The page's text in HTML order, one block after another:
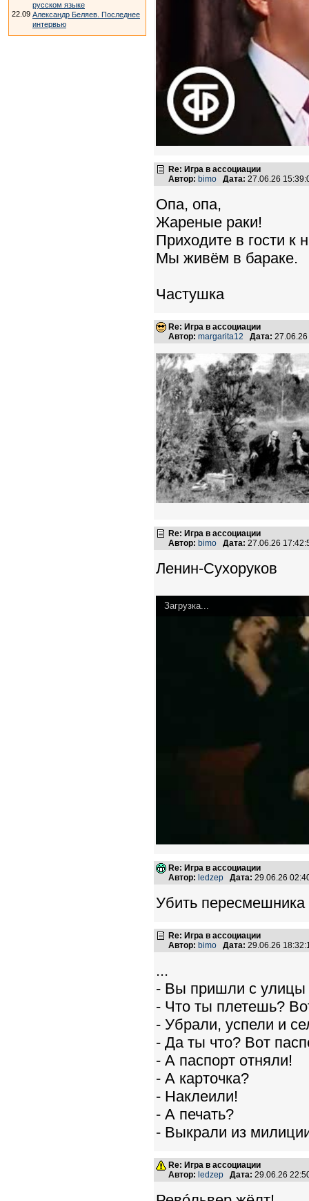
русском языке
22.09 Александр Беляев. Последнее
интервью
Re: Игра в ассоциации
Автор: bimo Дата: 27.06.26
Опа, опа,
Жареные раки!
Приходите в гости к
Мы живём в бараке.
Частушка
Re: Игра в ассоциации
Автор: margarita12 Дата:
Re: Игра в ассоциации
Автор: bimo Дата: 27.06.26
Ленин-Сухоруков
Загрузка...
Re: Игра в ассоциации
Автор: ledzep Дата: 29.06.26
Убить пересмешника
Re: Игра в ассоциации
Автор: bimo Дата: 29.06.26
...
- Вы пришли с улицы
- Что ты плетешь?
- Убрали, успели и
- Да ты что? Вот
- А паспорт отняли!
- А карточка?
- Наклеили!
- А печать?
- Выкрали из
Re: Игра в ассоциации
Автор: ledzep Дата: 29.06.26